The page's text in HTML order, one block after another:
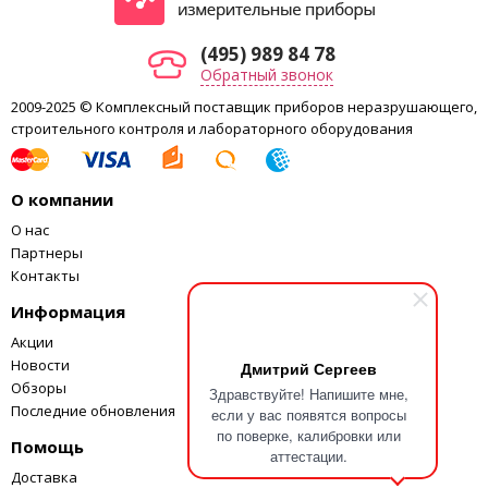
Дмитрий Сергеев
Здравствуйте! Напишите мне,
если у вас появятся вопросы
по поверке, калибровки или
аттестации.
Сыктывкар, Таганрог, Тамбов, Тверь, Тобольск, Тольятти,
Томск, Тула, Тюмень, Ульяновск, Уфа, Ханты-Мансийск,
Чебоксары, Челябинск, Череповец, Элиста, Ярославль и
Цена PosiTector 6000 F1 Basic соответствует цене
производителя. Для того чтобы купить PosiTector 6000 F1
Basic , необходимо в произвольной форме прислать
заявку на электронную почтуinfo@analytprom.ru
позвонить нам по телефонам, указанных в
.
(495) 989 84 78
Обратный звонок
2009-2025 © Комплексный поставщик приборов неразрушающего,
строительного контроля и лабораторного оборудования
О компании
О нас
Партнеры
Контакты
Информация
Акции
Новости
Обзоры
Последние обновления
Помощь
Доставка